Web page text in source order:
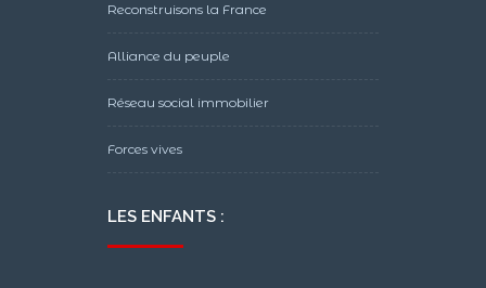
Reconstruisons la France
Alliance du peuple
Réseau social immobilier
Forces vives
LES ENFANTS :